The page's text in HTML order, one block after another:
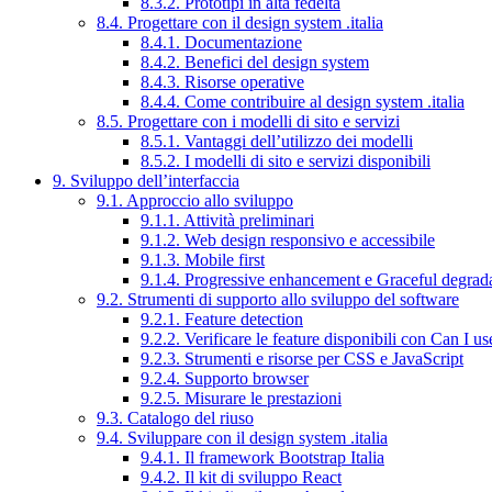
8.4. Progettare con il design system .italia
8.4.1. Documentazione
8.4.2. Benefici del design system
8.4.3. Risorse operative
8.4.4. Come contribuire al design system .italia
8.5. Progettare con i modelli di sito e servizi
8.5.1. Vantaggi dell’utilizzo dei modelli
8.5.2. I modelli di sito e servizi disponibili
9. Sviluppo dell’interfaccia
9.1. Approccio allo sviluppo
9.1.1. Attività preliminari
9.1.2. Web design responsivo e accessibile
9.1.3. Mobile first
9.1.4. Progressive enhancement e Graceful
9.2. Strumenti di supporto allo sviluppo del software
9.2.1. Feature detection
9.2.2. Verificare le feature disponibili con Can I
9.2.3. Strumenti e risorse per CSS e JavaScript
9.2.4. Supporto browser
9.2.5. Misurare le prestazioni
9.3. Catalogo del riuso
9.4. Sviluppare con il design system .italia
9.4.1. Il framework Bootstrap Italia
9.4.2. Il kit di sviluppo React